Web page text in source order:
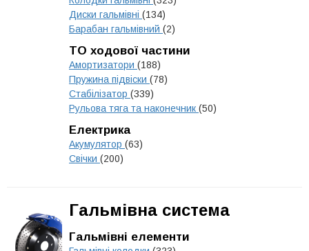
Диски гальмівні (134)
Барабан гальмівний (2)
ТО ходової частини
Амортизатори (188)
Пружина підвіски (78)
Стабілізатор (339)
Рульова тяга та наконечник (50)
Електрика
Акумулятор (63)
Свічки (200)
Гальмівна система
Гальмівні елементи